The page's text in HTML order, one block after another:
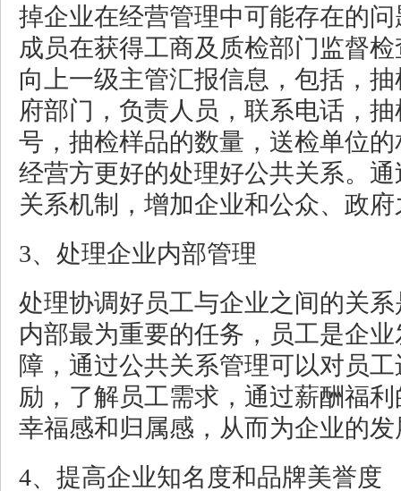
掉企业在经营管理中可能存在的
成员在获得工商及质检部门监督
向上一级主管汇报信息，包括，
府部门，负责人员，联系电话，
号，抽检样品的数量，送检单位
经营方更好的处理好公共关系。
关系机制，增加企业和公众、政
3、处理企业内部管理
处理协调好员工与企业之间的关
内部最为重要的任务，员工是企
障，通过公共关系管理可以对员
励，了解员工需求，通过薪酬福
幸福感和归属感，从而为企业的
4、提高企业知名度和品牌美誉度